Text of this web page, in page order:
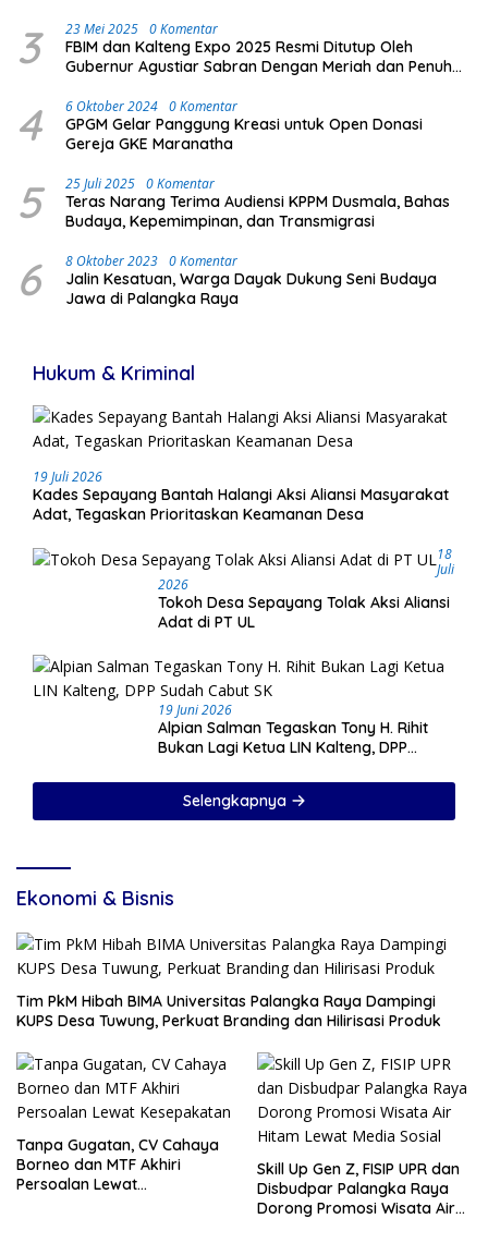
3 23 Mei 2025 0 Komentar
FBIM dan Kalteng Expo 2025 Resmi Ditutup Oleh
Gubernur Agustiar Sabran Dengan Meriah dan Penuh
4 6 Oktober 2024 0 Komentar
GPGM Gelar Panggung Kreasi untuk Open Donasi
Gereja GKE Maranatha
5 25 Juli 2025 0 Komentar
Teras Narang Terima Audiensi KPPM Dusmala, Bahas
Budaya, Kepemimpinan, dan Transmigrasi
6 8 Oktober 2023 0 Komentar
Jalin Kesatuan, Warga Dayak Dukung Seni Budaya
Jawa di Palangka Raya
Hukum & Kriminal
19 Juli 2026
Kades Sepayang Bantah Halangi Aksi Aliansi Masyarakat
Adat, Tegaskan Prioritaskan Keamanan Desa
18
Juli
2026
Tokoh Desa Sepayang Tolak Aksi Aliansi
Adat di PT UL
19 Juni 2026
Alpian Salman Tegaskan Tony H. Rihit
Bukan Lagi Ketua LIN Kalteng, DPP
Selengkapnya
Ekonomi & Bisnis
Tim PkM Hibah BIMA Universitas Palangka Raya Dampingi
KUPS Desa Tuwung, Perkuat Branding dan Hilirisasi Produk
Tanpa Gugatan, CV Cahaya
Borneo dan MTF Akhiri
Persoalan Lewat
Skill Up Gen Z, FISIP UPR dan
Disbudpar Palangka Raya
Dorong Promosi Wisata Air